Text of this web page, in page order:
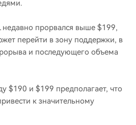
недавно прорвался выше $199,
перейти в зону поддержки, в
и последующего объема
$190 и $199 предполагает, что
к значительному